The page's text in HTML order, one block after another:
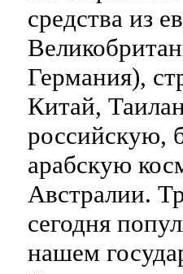
средства из
Германия),
Китай,
российскую,
арабскую
Австралии.
сегодня
нашем